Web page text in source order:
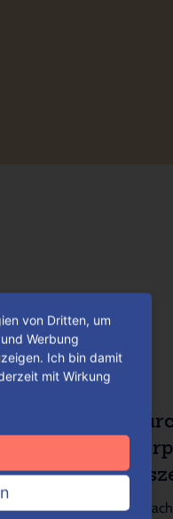
in
– so
Je
von Dritten, um
Werbung
Ich bin damit
mit Wirkung